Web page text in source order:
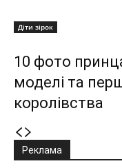
Діти зірок
10 фото
моделі та
королівства
Реклама